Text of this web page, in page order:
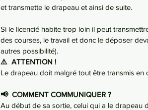
et transmette le drapeau et ainsi de suite.
Si le licencié habite trop loin il peut
des courses, le travail et donc le déposer
autres possibilité).
⚠️  ATTENTION !
Le drapeau doit malgré tout être transmis en
📢  COMMENT COMMUNIQUER ?
Au début de sa sortie, celui qui a le